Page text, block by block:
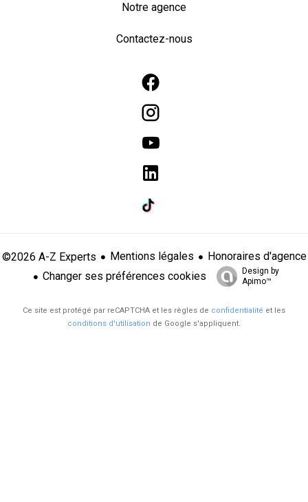
Notre agence
Contactez-nous
©2026 A-Z Experts Mentions légales
Honoraires d'agence
Changer ses préférences cookies
Design by
Apimo™
Ce site est protégé par reCAPTCHA et les règles de confidentialité et les
conditions d'utilisation de Google s'appliquent.